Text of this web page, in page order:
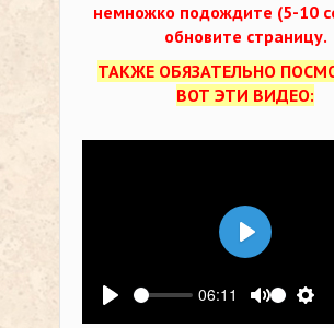
немножко подождите (5-10
обновите страницу.
ТАКЖЕ ОБЯЗАТЕЛЬНО
ВОТ ЭТИ ВИДЕО:
Воспроизвести
06:11